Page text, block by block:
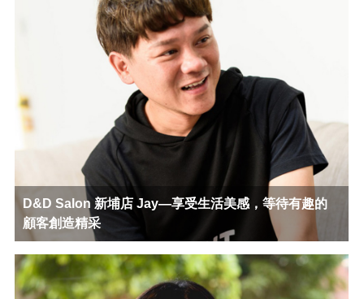
D&D Salon 新埔店 Jay—享受生活美感，等待有趣的
顧客創造精采